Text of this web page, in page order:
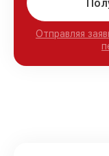
Отправляя